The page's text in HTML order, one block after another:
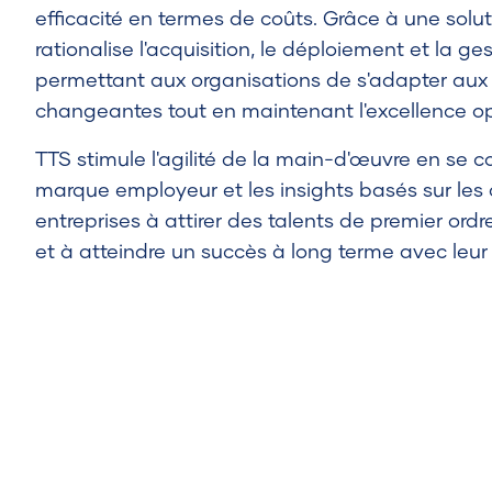
efficacité en termes de coûts. Grâce à une
rationalise l'acquisition, le déploiement et la
permettant aux organisations de s'adapter
changeantes tout en maintenant l'excellence
TTS stimule l'agilité de la main-d'œuvre en se
marque employeur et les insights basés sur les
entreprises à attirer des talents de premier
et à atteindre un succès à long terme avec